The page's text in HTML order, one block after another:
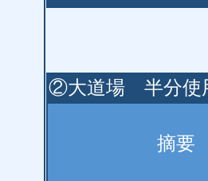
②大道場 半分使
摘要